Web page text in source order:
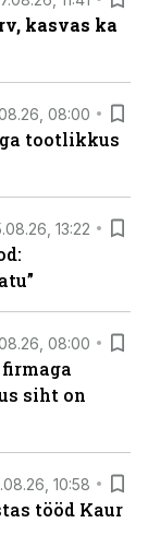
kasvas ka
08:00
tootlikkus
13:22
08:00
siht on
10:58
tööd Kaur